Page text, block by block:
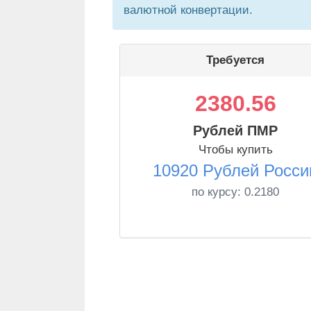
валютной конвертации.
Требуется
2380.56
Рублей ПМР
Чтобы купить
10920 Рублей
по курсу: 0.2180